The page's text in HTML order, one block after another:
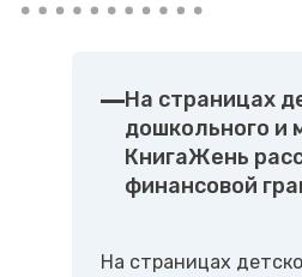
На страницах
дошкольного и
КнигаЖень
финансовой
На страницах